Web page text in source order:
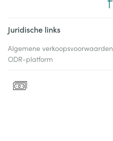
Juridische links
Algemene verkoopsvoorwaarden
ODR-platform